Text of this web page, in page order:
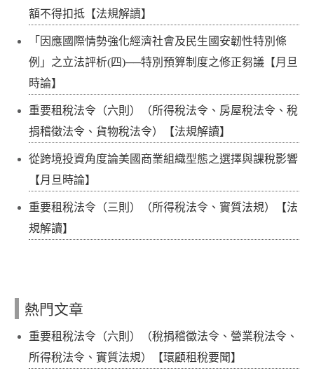
額不得扣抵【法規解讀】
「因應國際情勢強化經濟社會及民生國安韌性特別條
例」之立法評析(四)──特別預算制度之修正芻議【月旦
時論】
重要租稅法令（六則）（所得稅法令、房屋稅法令、稅
捐稽徵法令、貨物稅法令）【法規解讀】
從跨境投資角度論美國商業組織型態之選擇與課稅影響
【月旦時論】
重要租稅法令（三則）（所得稅法令、實質法規）【法
規解讀】
熱門文章
重要租稅法令（六則）（稅捐稽徵法令、營業稅法令、
所得稅法令、實質法規）【環顧租稅要聞】